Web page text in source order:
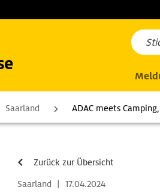
Saarland ADAC meets
Zurück zur Übersicht
Saarland
| 17.04.2024